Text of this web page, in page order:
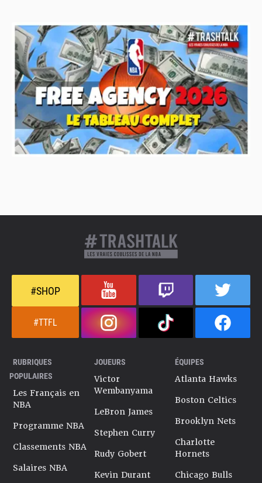
#SHOP
#TTFL
RUBRIQUES
POPULAIRES
Les Français en
NBA
Programme NBA
Classements NBA
Salaires NBA
JOUEURS
Victor
Wembanyama
LeBron James
Stephen Curry
Rudy Gobert
Kevin Durant
ÉQUIPES
Atlanta Hawks
Boston Celtics
Brooklyn Nets
Charlotte
Hornets
Chicago Bulls